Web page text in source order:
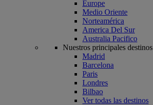
Europe
Medio Oriente
Norteamérica
America Del Sur
Australia Pacifico
Nuestros principales destinos
Madrid
Barcelona
Paris
Londres
Bilbao
Ver todas las destinos